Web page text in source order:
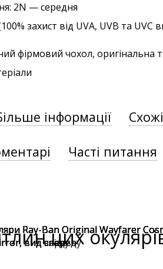
: 2N — середня
захист від UVA, UVB та
фірмовий чохол, оригінальна
інформації
Часті питання
цих